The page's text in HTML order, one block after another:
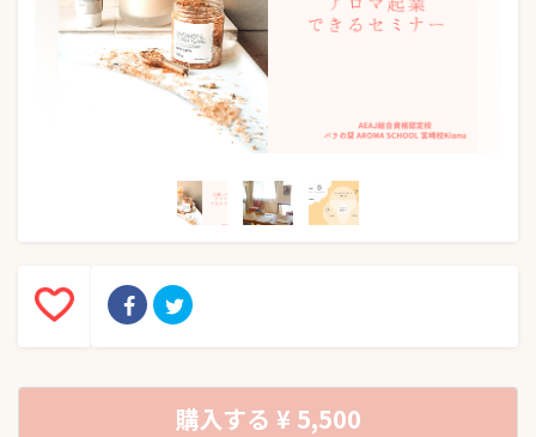
購入する ¥ 5,500